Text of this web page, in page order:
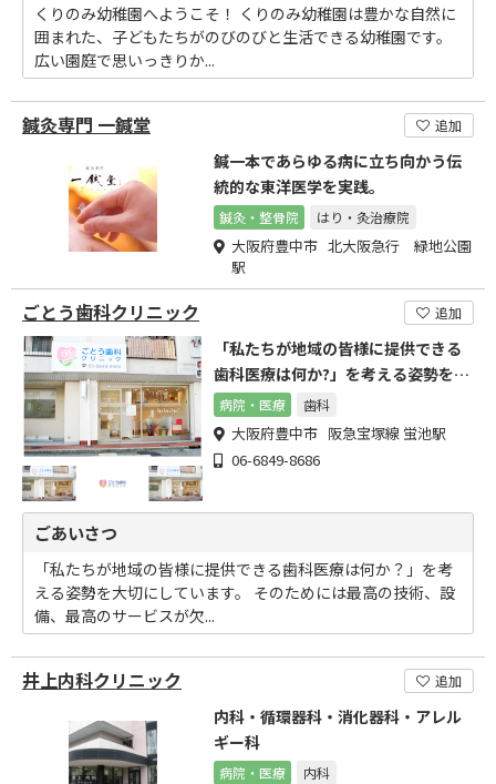
くりのみ幼稚園へようこそ！ くりのみ幼稚園は豊かな自然に
囲まれた、子どもたちがのびのびと生活できる幼稚園です。
広い園庭で思いっきりか...
鍼灸専門 一鍼堂 追加
鍼一本であらゆる病に立ち向かう伝
統的な東洋医学を実践。
鍼灸・整骨院 はり・灸治療院
大阪府豊中市 北大阪急行 緑地公園
駅
ごとう歯科クリニック 追加
「私たちが地域の皆様に提供できる
歯科医療は何か?」を考える姿勢を大
切にしています。
病院・医療 歯科
大阪府豊中市 阪急宝塚線 蛍池駅
06-6849-8686
ごあいさつ
「私たちが地域の皆様に提供できる歯科医療は何か？」を考
える姿勢を大切にしています。 そのためには最高の技術、設
備、最高のサービスが欠...
井上内科クリニック 追加
内科・循環器科・消化器科・アレル
ギー科
病院・医療 内科